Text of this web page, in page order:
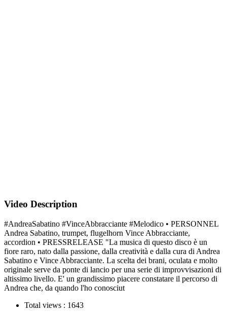
Video Description
#AndreaSabatino #VinceAbbracciante #Melodico • PERSONNEL
Andrea Sabatino, trumpet, flugelhorn Vince Abbracciante,
accordion • PRESSRELEASE "La musica di questo disco è un
fiore raro, nato dalla passione, dalla creatività e dalla cura di Andrea
Sabatino e Vince Abbracciante. La scelta dei brani, oculata e molto
originale serve da ponte di lancio per una serie di improvvisazioni di
altissimo livello. E' un grandissimo piacere constatare il percorso di
Andrea che, da quando l'ho conosciut
Total views : 1643